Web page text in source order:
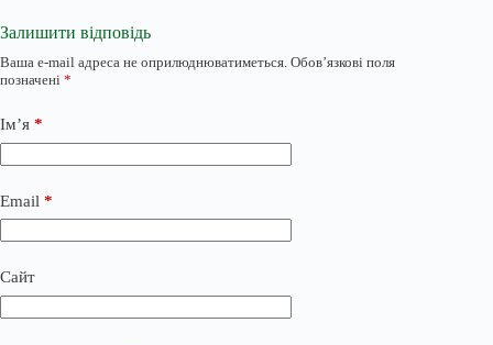
Залишити відповідь
Ваша e-mail адреса не оприлюднюватиметься. Обов’язкові поля
позначені *
Ім’я *
Email *
Сайт